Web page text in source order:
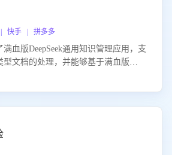
快手 | 拼多多
血版DeepSeek通用知识管理应用，支
型文档的处理，并能够基于满血版
管理和利用知识资源。通过该产品，